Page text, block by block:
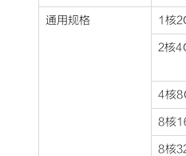
通用规格 1核
2核
4核
8核
8核